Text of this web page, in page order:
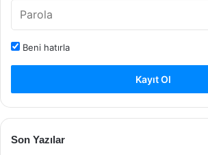
Beni hatırla
Kayıt Ol
Son Yazılar